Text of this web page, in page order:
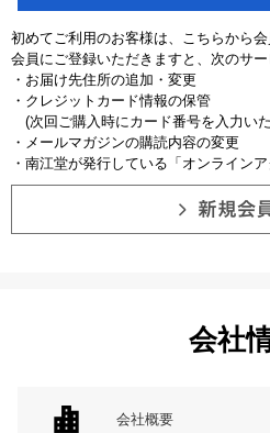
初めてご利用のお客様は、こちらから会
会員にご登録いただきますと、次のサー
・お届け先住所の追加・変更
・クレジットカード情報の保管
(次回ご購入時にカード番号を入力い
・メールマガジンの購読内容の変更
・南江堂が発行している「オンライン
会社
会社概要